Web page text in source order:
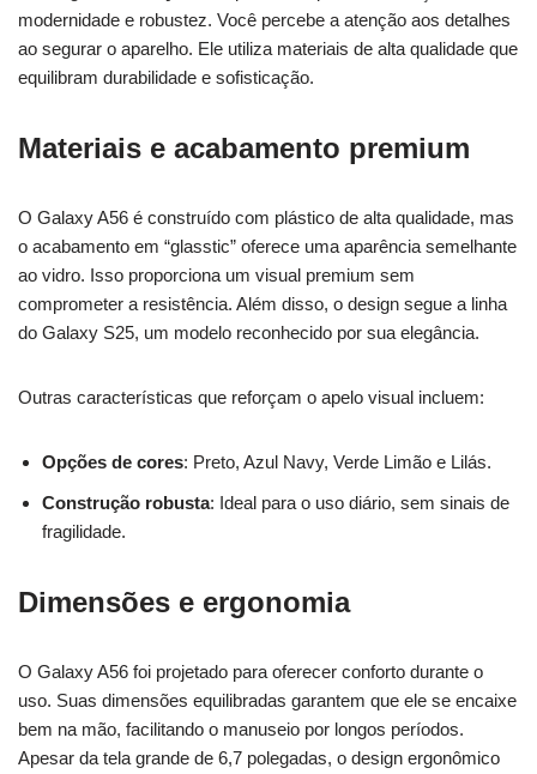
modernidade e robustez. Você percebe a atenção aos detalhes
ao segurar o aparelho. Ele utiliza materiais de alta qualidade que
equilibram durabilidade e sofisticação.
Materiais e acabamento premium
O Galaxy A56 é construído com plástico de alta qualidade, mas
o acabamento em “glasstic” oferece uma aparência semelhante
ao vidro. Isso proporciona um visual premium sem
comprometer a resistência. Além disso, o design segue a linha
do Galaxy S25, um modelo reconhecido por sua elegância.
Outras características que reforçam o apelo visual incluem:
Opções de cores: Preto, Azul Navy, Verde Limão e Lilás.
Construção robusta: Ideal para o uso diário, sem sinais de
fragilidade.
Dimensões e ergonomia
O Galaxy A56 foi projetado para oferecer conforto durante o
uso. Suas dimensões equilibradas garantem que ele se encaixe
bem na mão, facilitando o manuseio por longos períodos.
Apesar da tela grande de 6,7 polegadas, o design ergonômico